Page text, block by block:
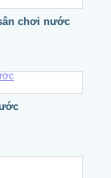
chơi nước